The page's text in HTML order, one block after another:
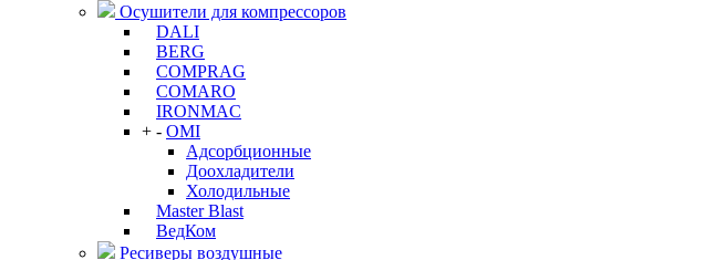
Осушители для компрессоров
DALI
BERG
COMPRAG
COMARO
IRONMAC
+ - OMI
Адсорбционные
Доохладители
Холодильные
Master Blast
ВедКом
Ресиверы воздушные